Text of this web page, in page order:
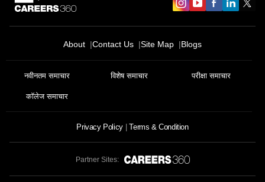
About Contact Us Site Map Blogs
नवीनतम समाचार विशेष समाचार परीक्षा समाचार
कॉलेज समाचार
Privacy Policy Terms & Condition
Partner Sites: